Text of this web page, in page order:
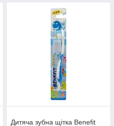
Дитяча зубна щітка Benefit